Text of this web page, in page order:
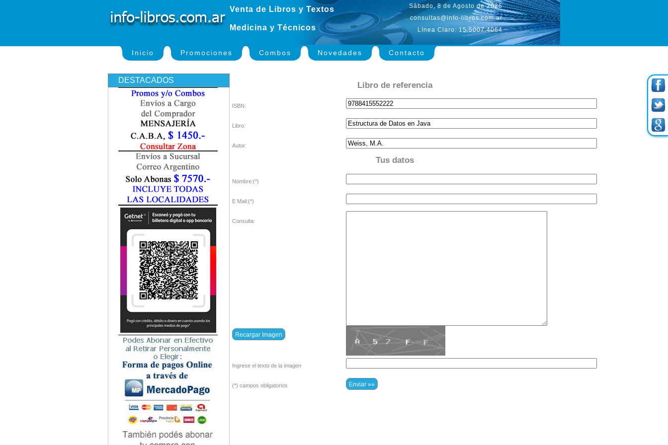
Venta de Libros y Textos
Medicina y Técnicos
Sábado, 8 de Agosto de 2026
consultas@info-libros.com.ar
Línea Claro: 15.5007.4064
Inicio Promociones Combos Novedades Contacto
DESTACADOS
Libro de referencia
ISBN:
Libro:
Autor:
Tus datos
Nombre:(*)
E Mail:(*)
Consulta:
Ingrese el texto de la imagen
(*) campos obligatorios